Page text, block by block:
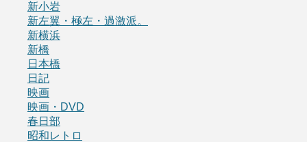
新小岩
新左翼・極左・過激派。
新横浜
新橋
日本橋
日記
映画
映画・DVD
春日部
昭和レトロ